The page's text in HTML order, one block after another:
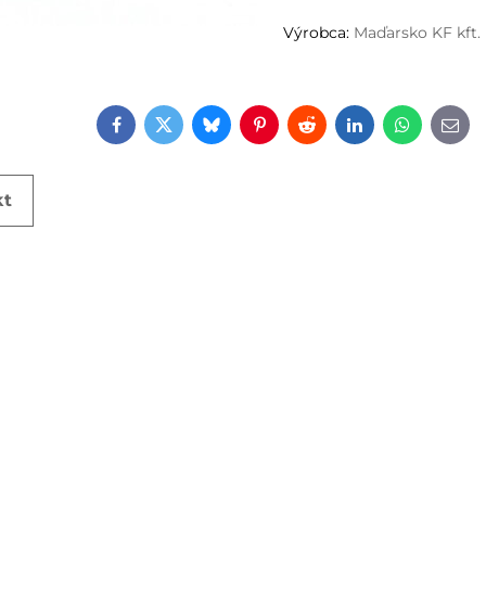
Výrobca: Maďarsko KF kft.
Facebook
TwitterBlueskyPinterest
RedditLinkedInWhatsApp
E-
mail